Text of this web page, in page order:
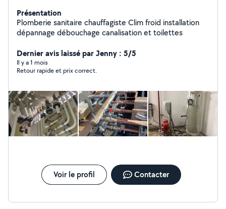
Présentation
Plomberie sanitaire chauffagiste Clim froid installation
dépannage débouchage canalisation et toilettes
Dernier avis laissé par Jenny : 5/5
Il y a 1 mois
Retour rapide et prix correct.
Voir le profil Contacter